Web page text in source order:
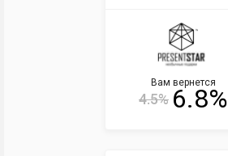
Вам вернется
4.5% 6.8%